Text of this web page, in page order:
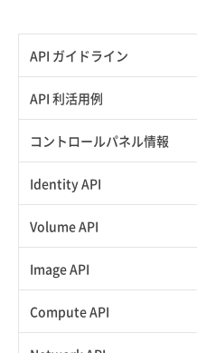
API ガイドライン
APIのご利用について
API 利活用例
APIでAPIサブユーザーを作成する
APIでVPSにISOイメージを挿入する
APIでVPSを作成する
コントロールパネル情報
APIユーザーを作成する
API情報を確認する
Identity API
Credential一覧取得
Credential作成
Credential削除
Volume API
スナップショット一覧取得
スナップショット作成
スナップショット削除
Image API
ISOイメージアップロード
ISOイメージ作成
Compute API